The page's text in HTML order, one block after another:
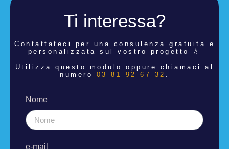
Ti interessa?
Contattateci per una consulenza gratuita e
personalizzata sul vostro progetto 💧
Utilizza questo modulo oppure chiamaci al
numero 03 81 92 67 32
Nome
e-mail